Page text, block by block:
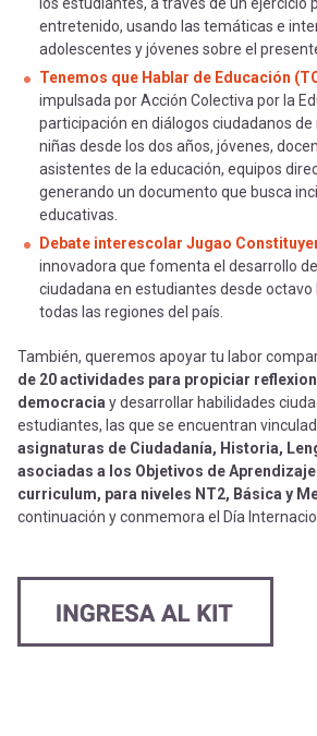
los estudiantes, a través de un ejercicio
entretenido, usando las temáticas e
adolescentes y jóvenes sobre el
Tenemos que Hablar de Educación
impulsada por Acción Colectiva por la
participación en diálogos ciudadanos de
niñas desde los dos años, jóvenes,
asistentes de la educación, equipos
generando un documento que busca
educativas.
Debate interescolar Jugao
innovadora que fomenta el desarrollo
ciudadana en estudiantes desde octavo
todas las regiones del país.
También, queremos apoyar tu labor
de 20 actividades para propiciar
democracia y desarrollar habilidades
estudiantes, las que se encuentran
asignaturas de Ciudadanía, Historia,
asociadas a los Objetivos de
curriculum, para niveles NT2, Básica y
continuación y conmemora el Día